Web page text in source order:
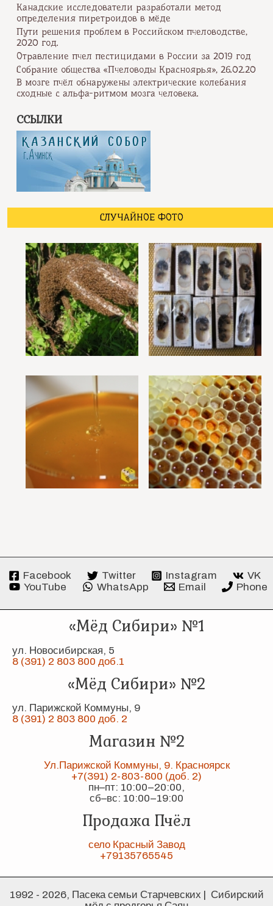
Канадские исследователи разработали метод
определения пиретроидов в мёде
Пути решения проблем в Российском пчеловодстве,
2020 год.
Отравление пчел пестицидами в России за 2019 год
Собрание общества «Пчеловоды Красноярья», 26.02.20
В мозге пчёл обнаружены электрические колебания
сходные с альфа-ритмом мозга человека.
ССЫЛКИ
СЛУЧАЙНОЕ ФОТО
Facebook Twitter Instagram
VK
YouTube
WhatsApp Email Phone
«Мёд Сибири» №1
ул. Новосибирская, 5
8 (391) 2 803 800 доб.1
«Мёд Сибири» №2
ул. Парижской Коммуны, 9
8 (391) 2 803 800 доб. 2
Магазин №2
Ул.Парижской Коммуны, 9. Красноярск
+7(391) 2-803-800 (доб. 2)
пн–пт: 10:00–20:00,
сб–вс: 10:00–19:00
Продажа Пчёл
село Красный Завод
+79135765545
1992 - 2026, Пасека семьи Старчевских | Сибирский